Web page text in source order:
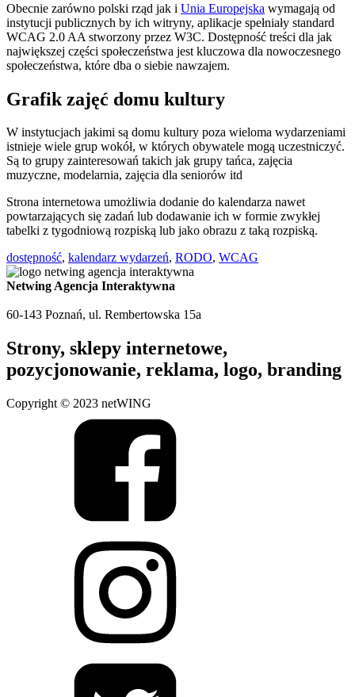
Obecnie zarówno polski rząd jak i Unia Europejska wymagają od
instytucji publicznych by ich witryny, aplikacje spełniały standard
WCAG 2.0 AA stworzony przez W3C. Dostępność treści dla jak
największej części społeczeństwa jest kluczowa dla nowoczesnego
społeczeństwa, które dba o siebie nawzajem.
Grafik zajęć domu kultury
W instytucjach jakimi są domu kultury poza wieloma wydarzeniami
istnieje wiele grup wokół, w których obywatele mogą uczestniczyć.
Są to grupy zainteresowań takich jak grupy tańca, zajęcia
muzyczne, modelarnia, zajęcia dla seniorów itd
Strona internetowa umożliwia dodanie do kalendarza nawet
powtarzających się zadań lub dodawanie ich w formie zwykłej
tabelki z tygodniową rozpiską lub jako obrazu z taką rozpiską.
dostępność, kalendarz wydarzeń, RODO, WCAG
Netwing Agencja Interaktywna
60-143 Poznań, ul. Rembertowska 15a
Strony, sklepy internetowe,
pozycjonowanie, reklama, logo, branding
Copyright © 2023 netWING